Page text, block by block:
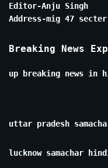
Editor-Anju Singh
Address-mig 47
Breaking News
up breaking news in
uttar pradesh
lucknow samachar